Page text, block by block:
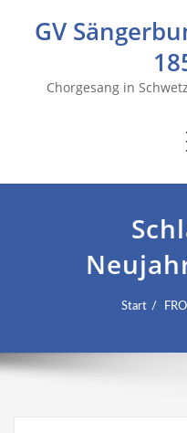
GV
Chorgesang in
Start